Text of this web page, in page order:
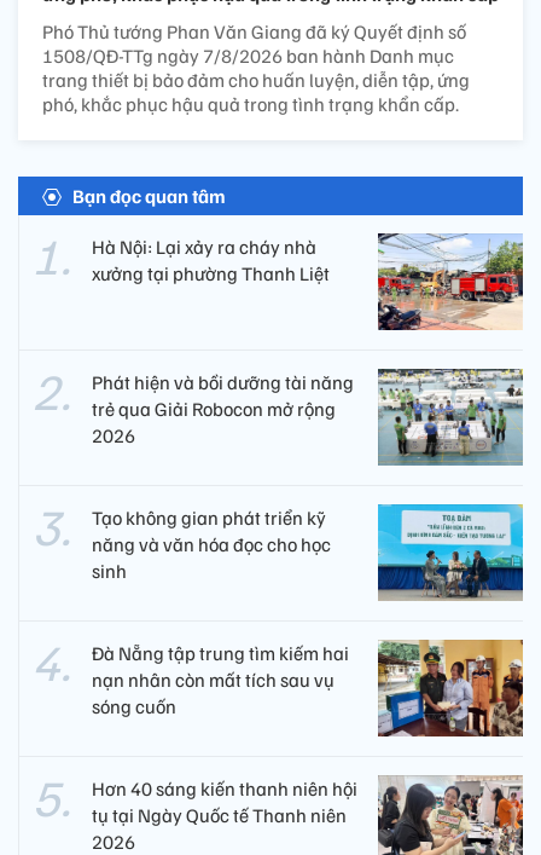
Phó Thủ tướng Phan Văn Giang đã ký Quyết định số
1508/QĐ-TTg ngày 7/8/2026 ban hành Danh mục
trang thiết bị bảo đảm cho huấn luyện, diễn tập, ứng
phó, khắc phục hậu quả trong tình trạng khẩn cấp.
Bạn đọc quan tâm
Hà Nội: Lại xảy ra cháy nhà
xưởng tại phường Thanh Liệt
Phát hiện và bồi dưỡng tài năng
trẻ qua Giải Robocon mở rộng
2026
Tạo không gian phát triển kỹ
năng và văn hóa đọc cho học
sinh
Đà Nẵng tập trung tìm kiếm hai
nạn nhân còn mất tích sau vụ
sóng cuốn
Hơn 40 sáng kiến thanh niên hội
tụ tại Ngày Quốc tế Thanh niên
2026